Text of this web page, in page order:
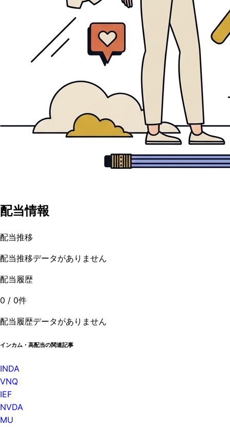
配当情報
配当推移
配当推移データがありません
配当履歴
0 / 0件
配当履歴データがありません
インカム・高配当の関連記事
INDA
VNQ
IEF
NVDA
MU